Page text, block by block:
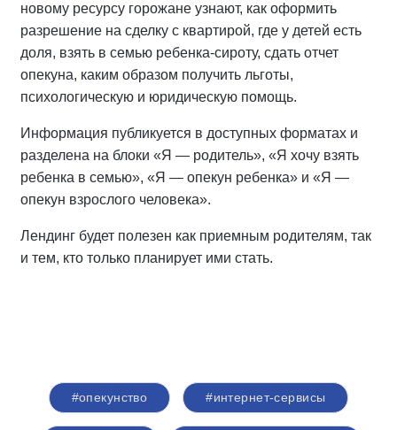
новому ресурсу горожане узнают, как оформить
разрешение на сделку с квартирой, где у детей есть
доля, взять в семью ребенка-сироту, сдать отчет
опекуна, каким образом получить льготы,
психологическую и юридическую помощь.
Информация публикуется в доступных форматах и
разделена на блоки «Я — родитель», «Я хочу взять
ребенка в семью», «Я — опекун ребенка» и «Я —
опекун взрослого человека».
Лендинг будет полезен как приемным родителям, так
и тем, кто только планирует ими стать.
#опекунство #интернет-сервисы